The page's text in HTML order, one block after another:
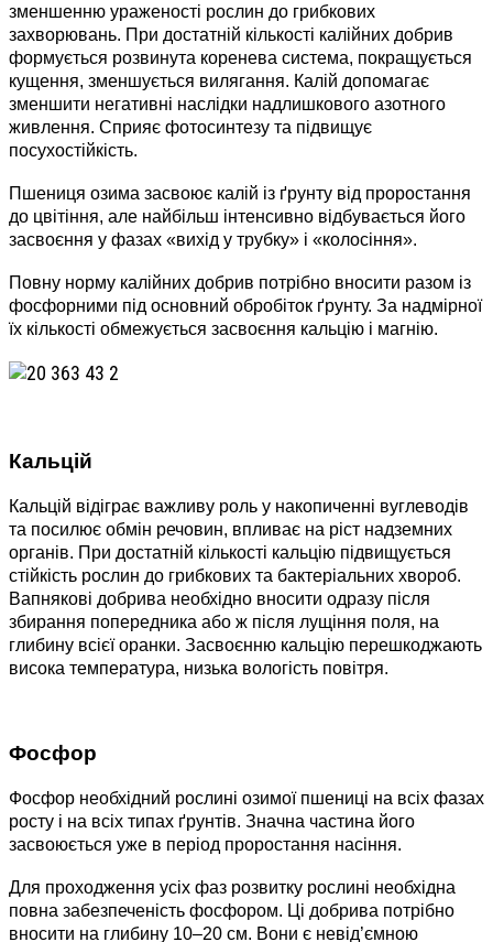
зменшенню ураженості рослин до грибкових
захворювань. При достатній кількості калійних добрив
формується розвинута коренева система, покращується
кущення, зменшується вилягання. Калій допомагає
зменшити негативні наслідки надлишкового азотного
живлення. Сприяє фотосинтезу та підвищує
посухостійкість.
Пшениця озима засвоює калій із ґрунту від проростання
до цвітіння, але найбільш інтенсивно відбувається його
засвоєння у фазах «вихід у трубку» і «колосіння».
Повну норму калійних добрив потрібно вносити разом із
фосфорними під основний обробіток ґрунту. За надмірної
їх кількості обмежується засвоєння кальцію і магнію.
Кальцій
Кальцій відіграє важливу роль у накопиченні вуглеводів
та посилює обмін речовин, впливає на ріст надземних
органів. При достатній кількості кальцію підвищується
стійкість рослин до грибкових та бактеріальних хвороб.
Вапнякові добрива необхідно вносити одразу після
збирання попередника або ж після лущіння поля, на
глибину всієї оранки. Засвоєнню кальцію перешкоджають
висока температура, низька вологість повітря.
Фосфор
Фосфор необхідний рослині озимої пшениці на всіх фазах
росту і на всіх типах ґрунтів. Значна частина його
засвоюється уже в період проростання насіння.
Для проходження усіх фаз розвитку рослині необхідна
повна забезпеченість фосфором. Ці добрива потрібно
вносити на глибину 10–20 см. Вони є невід’ємною